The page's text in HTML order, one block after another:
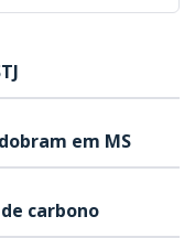
em MS
carbono